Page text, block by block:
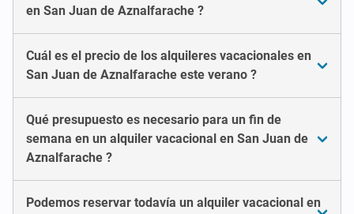
en San Juan de Aznalfarache ?
Cuál es el precio de los alquileres vacacionales en
San Juan de Aznalfarache este verano ?
Qué presupuesto es necesario para un fin de
semana en un alquiler vacacional en San Juan de
Aznalfarache ?
Podemos reservar todavía un alquiler vacacional en